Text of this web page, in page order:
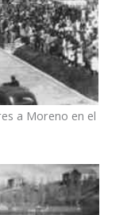
a Moreno en el